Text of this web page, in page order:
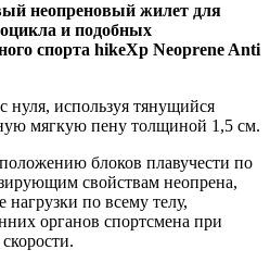
неопреновый жилет для
и подобных
спорта hikeXp Neoprene Anti
нуля, используя тянущийся
мягкую пену толщиной 1,5 см.
блоков плавучести по
свойствам неопрена,
нагрузки по всему телу,
органов спортсмена при